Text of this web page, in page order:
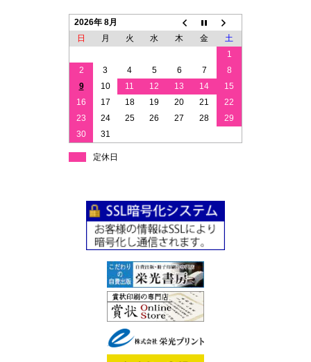
2026年 8月
日
月 火 水 木 金
土
1
2
3 4 5 6 7
8
9
10 11 12 13 14
15
16
17 18 19 20 21
22
23
24 25 26 27 28
29
30
31
定休日